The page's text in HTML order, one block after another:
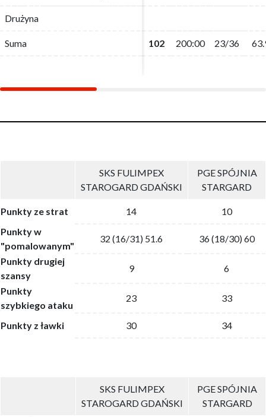
Drużyna
Suma 102 200:00 23/36
Drużyna
Suma 102 200:00 23/36
SKS FULIMPEX
STAROGARD GDAŃSKI
PGE SPÓJNIA
STARGARD
Punkty ze strat 14
10
Punkty w
"pomalowanym"
32 (16/31) 51.6
36 (18/30) 60
Punkty drugiej
szansy
9
6
Punkty
szybkiego ataku
23 33
Punkty z ławki 30 34
SKS FULIMPEX
STAROGARD GDAŃSKI
PGE SPÓJNIA
STARGARD